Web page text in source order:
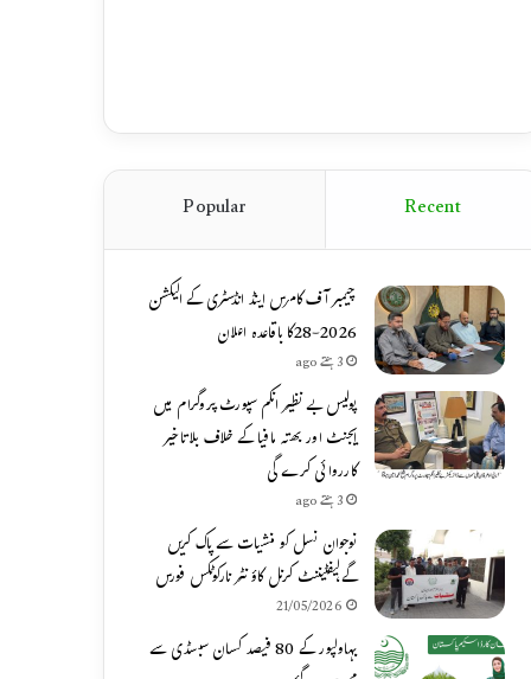
Recent
Popular
چیمبر آف کامرس اینڈ انڈسٹری کے الیکشن
2026-28کا باقاعدہ اعلان
3 ہفتے ago
پولیس بے نظیر انکم سپورٹ پروگرام میں
ایجنٹ اور بھتہ مافیا کے خلاف بلاتاخیر
کارروائی کرے گی
3 ہفتے ago
نوجوان نسل کو منشیات سے پاک کریں
گے،لیفٹیننٹ کرنل کاؤنٹر نارکوٹکس فورس
21/05/2026
بہاولپور کے 80 فیصد کسان سبسڈی سے